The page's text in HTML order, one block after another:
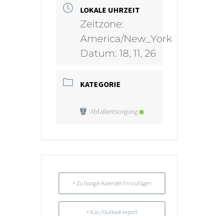
LOKALE UHRZEIT
Zeitzone:
America/New_York
Datum: 18, 11, 26
KATEGORIE
Abfallentsorgung
+ Zu Google Kalender hinzufügen
+ iCal / Outlook export